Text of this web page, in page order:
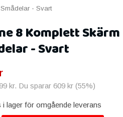
- Svart
8 Komplett Skärm
- Svart
kr. Du sparar 609 kr(55%)
i lager för omgående leverans